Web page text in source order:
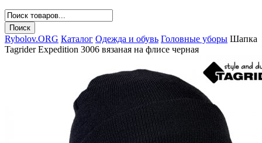
Rybolov.ORG Каталог Одежда и обувь Головные уборы Шапка
Tagrider Expedition 3006 вязаная на флисе черная